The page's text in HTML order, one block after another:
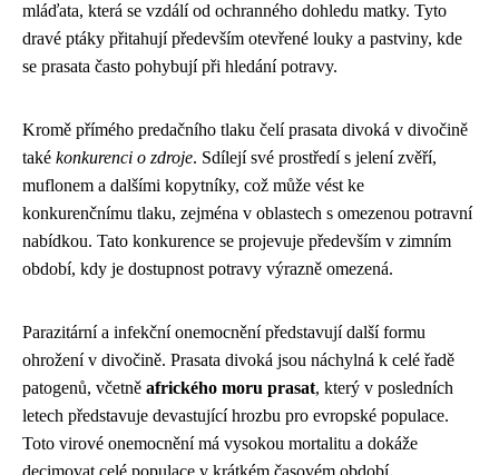
mláďata, která se vzdálí od ochranného dohledu matky. Tyto
dravé ptáky přitahují především otevřené louky a pastviny, kde
se prasata často pohybují při hledání potravy.
Kromě přímého predačního tlaku čelí prasata divoká v divočině
také konkurenci o zdroje. Sdílejí své prostředí s jelení zvěří,
muflonem a dalšími kopytníky, což může vést ke
konkurenčnímu tlaku, zejména v oblastech s omezenou potravní
nabídkou. Tato konkurence se projevuje především v zimním
období, kdy je dostupnost potravy výrazně omezená.
Parazitární a infekční onemocnění představují další formu
ohrožení v divočině. Prasata divoká jsou náchylná k celé řadě
patogenů, včetně afrického moru prasat, který v posledních
letech představuje devastující hrozbu pro evropské populace.
Toto virové onemocnění má vysokou mortalitu a dokáže